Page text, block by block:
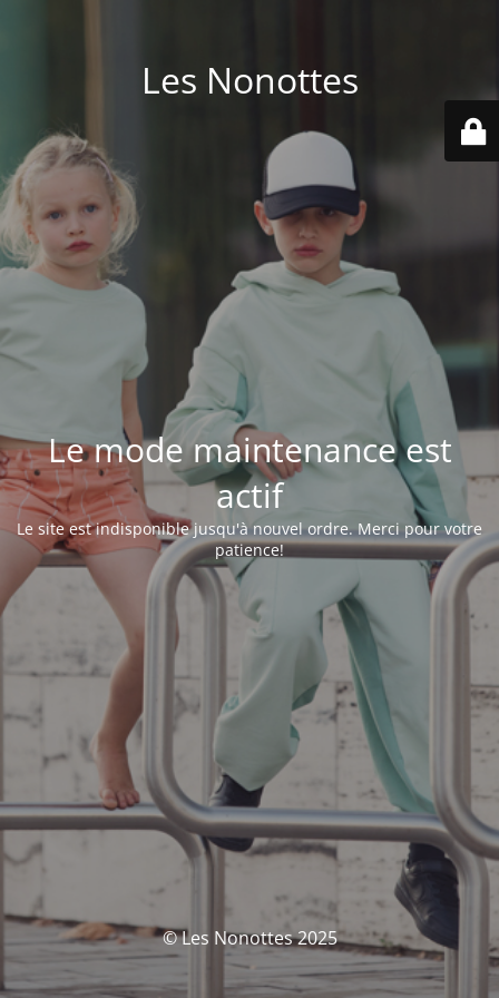
Les Nonottes
Le mode maintenance est
actif
Le site est indisponible jusqu'à nouvel ordre. Merci pour votre
patience!
© Les Nonottes 2025